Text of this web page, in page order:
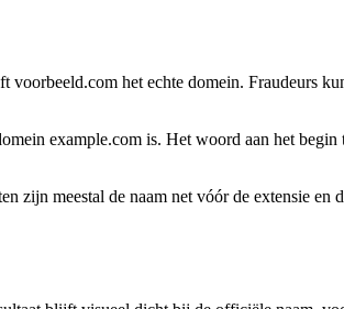
het echte domein. Fraudeurs
example.com is. Het woord aan het begin
zijn meestal de naam net vóór de extensie en